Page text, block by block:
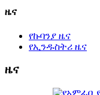
ዜና
የኩባንያ ዜና
የኢንዱስትሪ ዜና
ዜና